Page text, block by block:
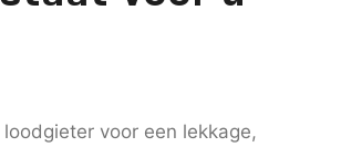
voor een lekkage,